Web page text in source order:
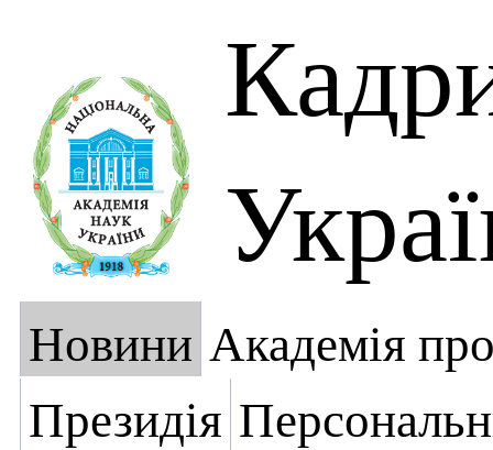
Новини Академія
Президія